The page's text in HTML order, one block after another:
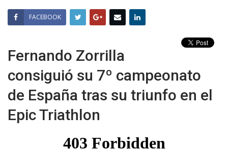
FACEBOOK
Fernando Zorrilla
consiguió su 7º campeonato
de España tras su triunfo en el
Epic Triathlon